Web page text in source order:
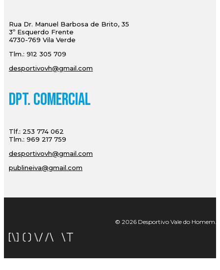
Rua Dr. Manuel Barbosa de Brito, 35
3º Esquerdo Frente
4730-769 Vila Verde
Tlm.: 912 305 709
desportivovh@gmail.com
Dpt. Comercial
Tlf.: 253 774 062
Tlm.: 969 217 759
desportivovh@gmail.com
publineiva@gmail.com
© 2026 Desportivo Vale do Homem.